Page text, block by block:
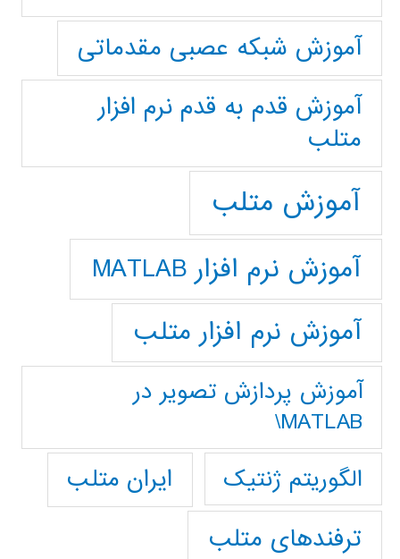
آموزش شبکه عصبی مقدماتی
آموزش قدم به قدم نرم افزار
متلب
آموزش متلب
آموزش نرم افزار MATLAB
آموزش نرم افزار متلب
آموزش پردازش تصوير در
MATLAB\
الگوریتم ژنتیک
ایران متلب
ترفندهای متلب